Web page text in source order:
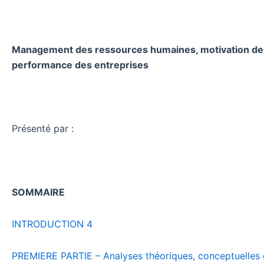
Management des ressources humaines, motivation
performance des entreprises
Présenté par :
SOMMAIRE
INTRODUCTION 4
PREMIERE PARTIE – Analyses théoriques, conceptuelles